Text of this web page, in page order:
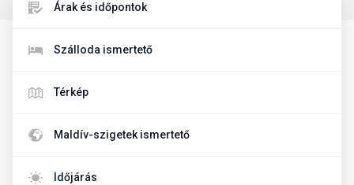
Árak és időpontok
Szálloda ismertető
Térkép
Maldív-szigetek ismertető
Időjárás